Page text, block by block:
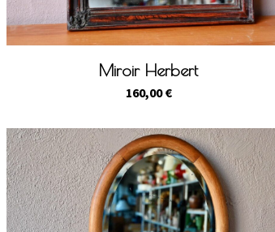
Miroir Herbert
160,00€